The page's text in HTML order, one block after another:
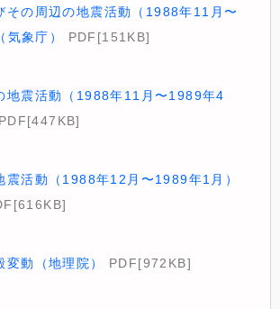
その周辺の地震活動（1988年11月〜
象庁）
PDF[151KB]
地震活動（1988年11月〜1989年4
PDF[447KB]
震活動（1988年12月〜1989年1月）
動（地理院）
PDF[972KB]